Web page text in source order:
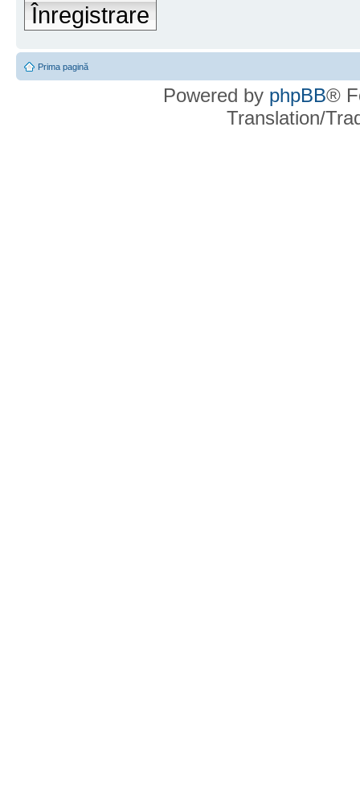
Înregistrare
Prima pagină
Powered by phpBB®
Translation/